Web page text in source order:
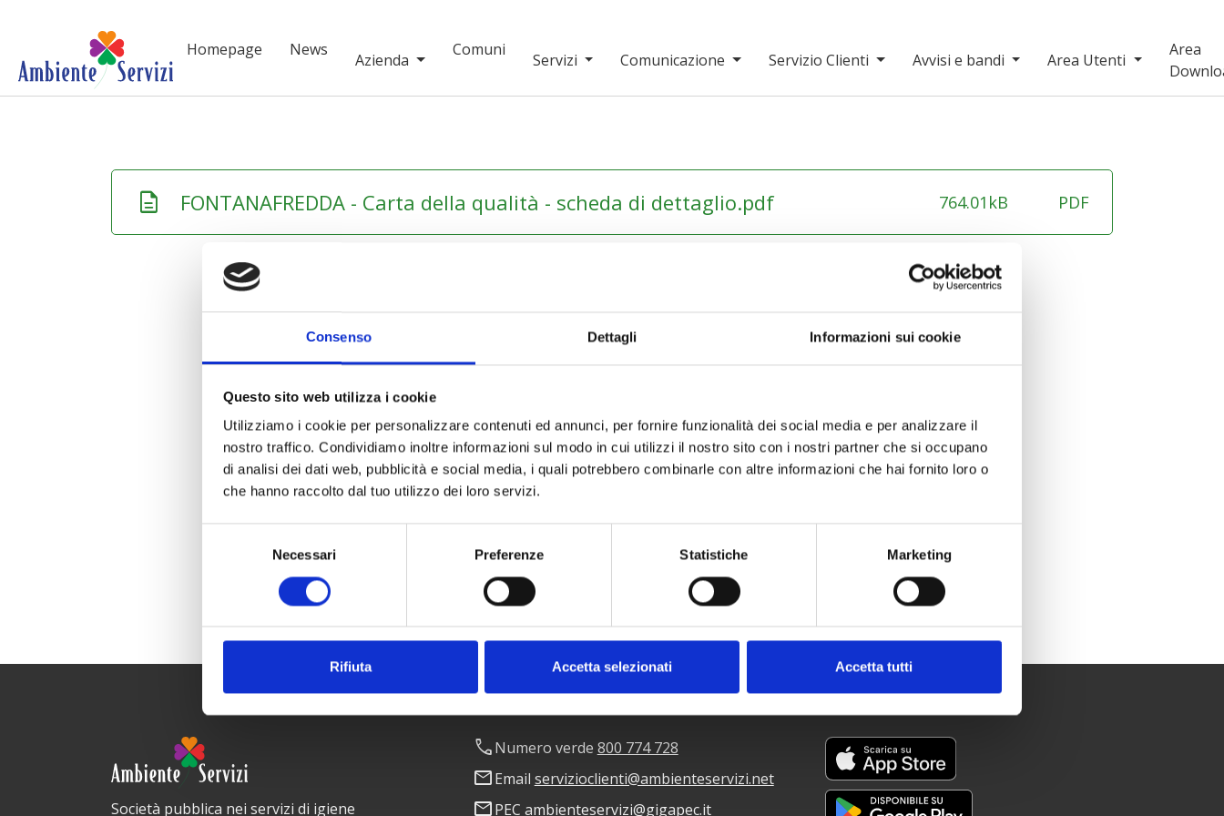
Consenso Dettagli Informazioni sui cookie
Questo sito web utilizza i cookie
Utilizziamo i cookie per personalizzare contenuti ed annunci, per fornire funzionalità dei social media e per analizzare il
nostro traffico. Condividiamo inoltre informazioni sul modo in cui utilizzi il nostro sito con i nostri partner che si occupano
di analisi dei dati web, pubblicità e social media, i quali potrebbero combinarle con altre informazioni che hai fornito loro o
che hanno raccolto dal tuo utilizzo dei loro servizi.
Necessari Preferenze Statistiche Marketing
Rifiuta Accetta selezionati Accetta tutti
Vai al contenuto principale
Homepage News
Azienda
Comuni
Servizi Comunicazione Servizio Clienti Avvisi e bandi Area Utenti
Area
description FONTANAFREDDA - Carta della qualità - scheda di dettaglio.pdf 764.01kB PDF
Società pubblica nei servizi di igiene
phoneNumero verde 800 774 728
mailEmail servizioclienti@ambienteservizi.net
mailPEC ambienteservizi@gigapec.it